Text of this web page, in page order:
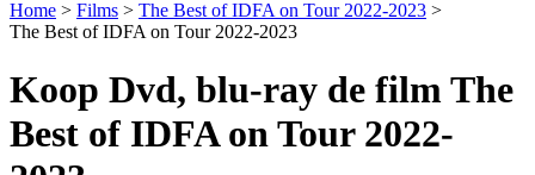
Home > Films > The Best of IDFA on Tour 2022-2023 >
The Best of IDFA on Tour 2022-2023
Koop Dvd, blu-ray de film The
Best of IDFA on Tour 2022-